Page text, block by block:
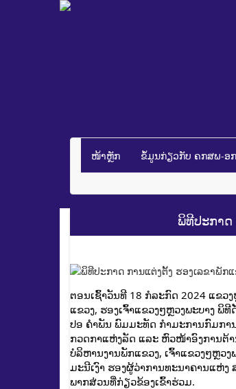
ໜ້າຫຼັກ ຂໍ້ມູນກ່ຽວກັບ ຄກສພ-ອ
ພິທີປະກາດ
ຕອນເຊົ້າວັນທີ 18 ກໍລະກົດ 2024 ແຂວ
ແຂວງ, ຮອງເຈົ້າແຂວງໆຫຼວງພະບາງ
ປອ ຄຳພັນ ພົມມະທັດ ກຳມະການກົມກາ
ກວດກາແຫ່ງລັດ ແລະ ຫົວໜ້າອົງການຕ້
ບໍລິຫານງານພັກແຂວງ, ເຈົ້າແຂວງໆຫຼວ
ມະນີເງົາ ຮອງຜູ້ວ່າການທະນາຄານແຫ່
ພາກສ່ວນທີ່ກ່ຽວຂ້ອງເຂົ້າຮ່ວມ.